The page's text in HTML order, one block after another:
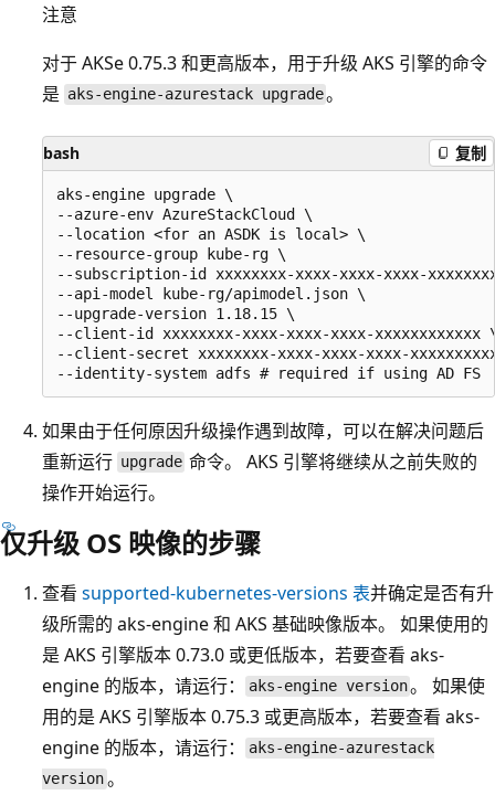
注意
对于 AKSe 0.75.3 和更高版本，用于升级 AKS 引擎的命令
是 aks-engine-azurestack upgrade。
bash 复制
aks-engine upgrade \
--azure-env AzureStackCloud \
--location <for an ASDK is local> \
--resource-group kube-rg \
--subscription-id xxxxxxxx-xxxx-xxxx-xxxx-
--api-model kube-rg/apimodel.json \
--upgrade-version 1.18.15 \
--client-id xxxxxxxx-xxxx-xxxx-xxxx-xxxxxxxxxxxx
--client-secret xxxxxxxx-xxxx-xxxx-xxxx-
如果由于任何原因升级操作遇到故障，可以在解决问题后
重新运行 upgrade 命令。 AKS 引擎将继续从之前失败的
操作开始运行。
仅升级 OS 映像的步骤
查看 supported-kubernetes-versions 表并确定是否有升
级所需的 aks-engine 和 AKS 基础映像版本。 如果使用的
是 AKS 引擎版本 0.73.0 或更低版本，若要查看 aks-
engine 的版本，请运行：
aks-engine version。 如果使
用的是 AKS 引擎版本 0.75.3 或更高版本，若要查看 aks-
engine 的版本，请运行：
aks-engine-azurestack
version。